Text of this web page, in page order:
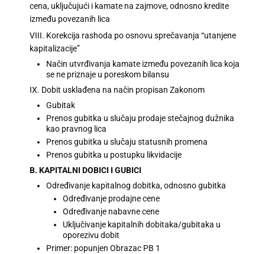
cena, uključujući i kamate na zajmove, odnosno kredite
između povezanih lica
VIII. Korekcija rashoda po osnovu sprečavanja “utanjene
kapitalizacije”
Način utvrđivanja kamate između povezanih lica koja
se ne priznaje u poreskom bilansu
IX. Dobit usklađena na način propisan Zakonom
Gubitak
Prenos gubitka u slučaju prodaje stečajnog dužnika
kao pravnog lica
Prenos gubitka u slučaju statusnih promena
Prenos gubitka u postupku likvidacije
B. KAPITALNI DOBICI I GUBICI
Određivanje kapitalnog dobitka, odnosno gubitka
Određivanje prodajne cene
Određivanje nabavne cene
Uključivanje kapitalnih dobitaka/gubitaka u
oporezivu dobit
Primer: popunjen Obrazac PB 1